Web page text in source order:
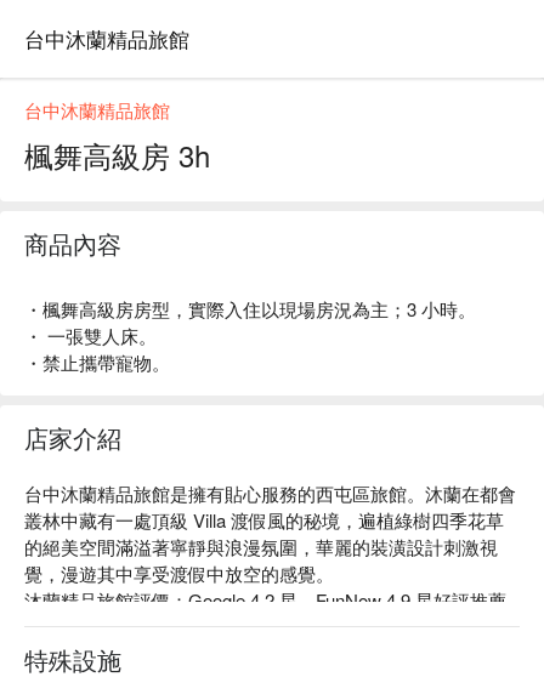
台中沐蘭精品旅館
台中沐蘭精品旅館
楓舞高級房 3h
商品內容
・楓舞高級房房型，實際入住以現場房況為主；3 小時。
・ 一張雙人床。
・禁止攜帶寵物。
店家介紹
台中沐蘭精品旅館是擁有貼心服務的西屯區旅館。沐蘭在都會
叢林中藏有一處頂級 Villa 渡假風的秘境，遍植綠樹四季花草
的絕美空間滿溢著寧靜與浪漫氛圍，華麗的裝潢設計刺激視
覺，漫遊其中享受渡假中放空的感覺。
沐蘭精品旅館評價：Google 4.2 星、FunNow 4.9 星好評推薦
沐蘭精品旅館推薦：近高鐵台中站，車程約 10 分鐘即可抵
達，距離台中火車站有 20 分鐘車程，比鄰秋紅谷公園、新光
三越、 Tiger City 及逢甲夜市，可同時貼近大自然也能享受購
特殊設施